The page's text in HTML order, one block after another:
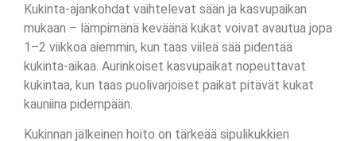
Kukinta-ajankohdat vaihtelevat sään ja kasvupaikan
mukaan – lämpimänä keväänä kukat voivat avautua jopa
1–2 viikkoa aiemmin, kun taas viileä sää pidentää
kukinta-aikaa. Aurinkoiset kasvupaikat nopeuttavat
kukintaa, kun taas puolivarjoiset paikat pitävät kukat
kauniina pidempään.
Kukinnan jälkeinen hoito on tärkeää sipulikukkien